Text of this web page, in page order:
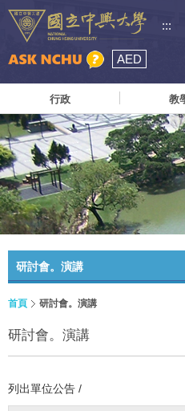
:::
AED
行政 教
研討會。演講
首頁 研討會。演講
研討會。演講
列出單位公告 /